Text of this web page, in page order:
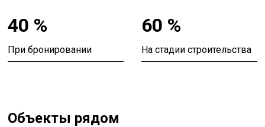
40 %
При бронировании
60 %
На стадии строительства
Объекты рядом